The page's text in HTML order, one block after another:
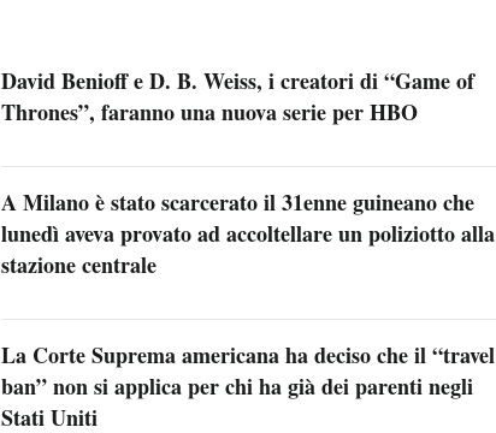
David Benioff e D. B. Weiss, i creatori di “Game of
Thrones”, faranno una nuova serie per HBO
A Milano è stato scarcerato il 31enne guineano che
lunedì aveva provato ad accoltellare un poliziotto alla
stazione centrale
La Corte Suprema americana ha deciso che il “travel
ban” non si applica per chi ha già dei parenti negli
Stati Uniti